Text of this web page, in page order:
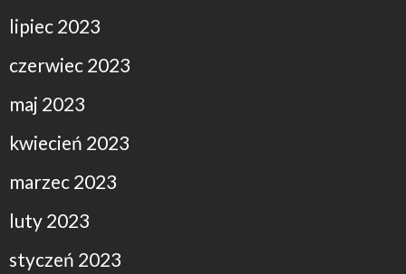
lipiec 2023
czerwiec 2023
maj 2023
kwiecień 2023
marzec 2023
luty 2023
styczeń 2023